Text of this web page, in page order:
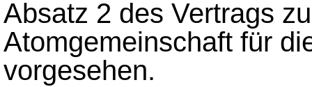
Absatz 2 des Vertrags
Atomgemeinschaft für
vorgesehen.